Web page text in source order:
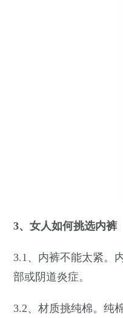
3、女人如何挑选内裤
3.1、内裤不能太紧。
部或阴道炎症。
3.2、材质挑纯棉。纯